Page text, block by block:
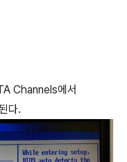
Channels에서
다.